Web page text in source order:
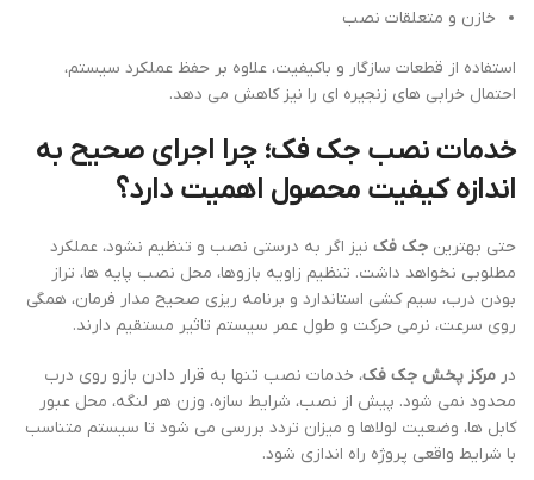
خازن و متعلقات نصب
استفاده از قطعات سازگار و باکیفیت، علاوه بر حفظ عملکرد سیستم،
احتمال خرابی های زنجیره ای را نیز کاهش می دهد.
خدمات نصب جک فک؛ چرا اجرای صحیح به
اندازه کیفیت محصول اهمیت دارد؟
حتی بهترین جک فک نیز اگر به درستی نصب و تنظیم نشود، عملکرد
مطلوبی نخواهد داشت. تنظیم زاویه بازوها، محل نصب پایه ها، تراز
بودن درب، سیم کشی استاندارد و برنامه ریزی صحیح مدار فرمان، همگی
روی سرعت، نرمی حرکت و طول عمر سیستم تاثیر مستقیم دارند.
در مرکز پخش جک فک، خدمات نصب تنها به قرار دادن بازو روی درب
محدود نمی شود. پیش از نصب، شرایط سازه، وزن هر لنگه، محل عبور
کابل ها، وضعیت لولاها و میزان تردد بررسی می شود تا سیستم متناسب
با شرایط واقعی پروژه راه اندازی شود.